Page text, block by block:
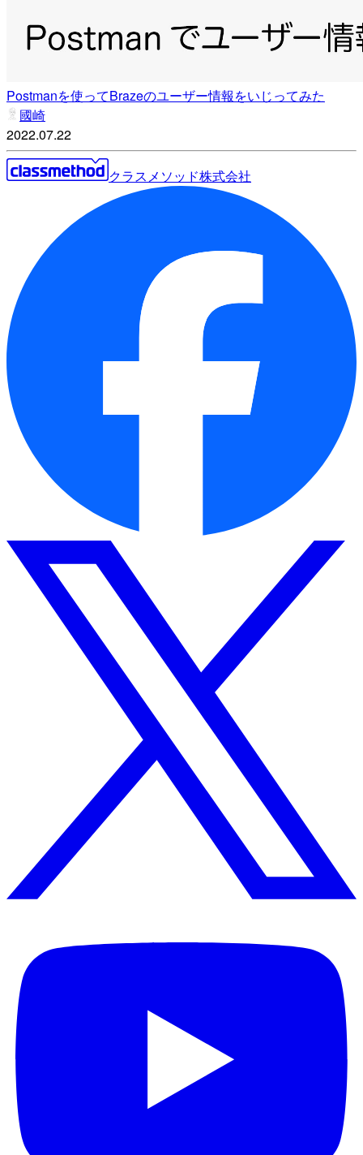
Postmanを使ってBrazeのユーザー情報をいじってみた
國崎
2022.07.22
クラスメソッド株式会社